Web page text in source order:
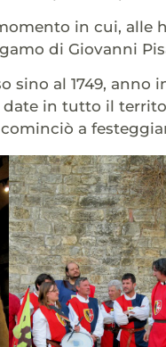
in cui, alle
di Giovanni
sino al 1749, anno
date in tutto il
a